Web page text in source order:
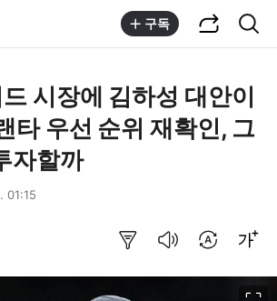
구독
시장에 김하성 대안이
타 우선 순위 재확인, 그
자할까
01:15